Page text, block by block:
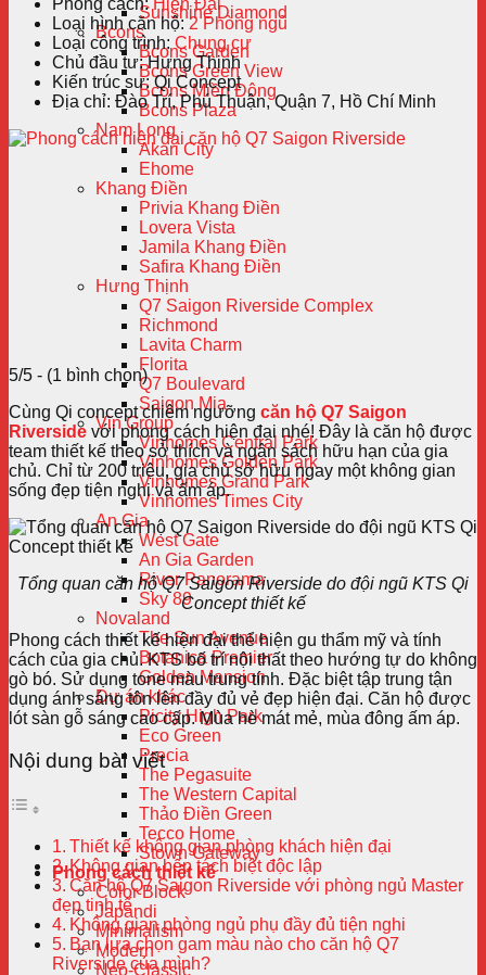
Sunshine Diamond
Bcons
Bcons Garden
Bcons Green View
Bcons Miền Đông
Bcons Plaza
Nam Long
Akari City
Ehome
Khang Điền
Privia Khang Điền
Lovera Vista
Jamila Khang Điền
Safira Khang Điền
Hưng Thịnh
Q7 Saigon Riverside Complex
Richmond
Lavita Charm
Florita
Q7 Boulevard
Saigon Mia
Vin Group
Vinhomes Central Park
Vinhomes Golden Park
Vinhomes Grand Park
Vinhomes Times City
An Gia
West Gate
An Gia Garden
River Panorama
Sky 89
Novaland
The Sun Avenue
Botanica Premier
Golden Mansion
Dự án khác
Picity High Park
Eco Green
Precia
The Pegasuite
The Western Capital
Thảo Điền Green
Tecco Home
Stown Gateway
Phong cách thiết kế
Color Block
Japandi
Minimalism
Modern
Neo-Classic
Loại hình căn hộ:2 Phòng ngủ
Loại công trình: Chung cư
Chủ đầu tư:Hưng Thịnh
Kiến trúc sư:Qi Concept
Địa chỉ: Đào Trí, Phú Thuận, Quận 7, Hồ Chí Minh
5/5 - (1 bình chọn)
Cùng Qi concept chiêm ngưỡng căn hộ Q7 Saigon
Riverside với phong cách hiện đại nhé! Đây là căn hộ được
team thiết kế theo sở thích và ngân sách hữu hạn của gia
chủ. Chỉ từ 200 triệu, gia chủ sở hữu ngay một không gian
sống đẹp tiện nghi và ấm áp.
Tổng quan căn hộ Q7 Saigon Riverside do đội ngũ KTS Qi
Concept thiết kế
Phong cách thiết kế hiện đại thể hiện gu thẩm mỹ và tính
cách của gia chủ. KTS bố trí nội thất theo hướng tự do không
gò bó. Sử dụng tone màu trung tính. Đặc biệt tập trung tận
dụng ánh sáng tôn lên đầy đủ vẻ đẹp hiện đại. Căn hộ được
lót sàn gỗ sáng cao cấp. Mùa hè mát mẻ, mùa đông ấm áp.
Nội dung bài viết
Thiết kế không gian phòng khách hiện đại
Không gian bếp tách biệt độc lập
Căn hộ Q7 Saigon Riverside với phòng ngủ Master
đẹp tinh tế
Không gian phòng ngủ phụ đầy đủ tiện nghi
Bạn lựa chọn gam màu nào cho căn hộ Q7
Riverside của mình?